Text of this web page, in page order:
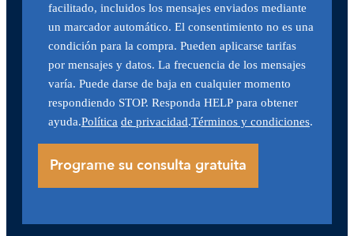
facilitado, incluidos los mensajes enviados mediante
un marcador automático. El consentimiento no es una
condición para la compra. Pueden aplicarse tarifas
por mensajes y datos. La frecuencia de los mensajes
varía. Puede darse de baja en cualquier momento
respondiendo STOP. Responda HELP para obtener
ayuda.Política de privacidad.Términos y condiciones.